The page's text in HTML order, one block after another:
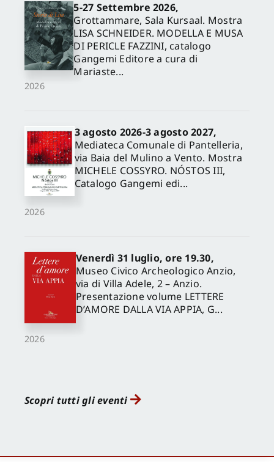
2026
5-27 Settembre 2026,
Grottammare, Sala Kursaal. Mostra
LISA SCHNEIDER. MODELLA E MUSA
DI PERICLE FAZZINI, catalogo
Gangemi Editore a cura di
Mariaste...
2026
3 agosto 2026-3 agosto 2027,
Mediateca Comunale di Pantelleria,
via Baia del Mulino a Vento. Mostra
MICHELE COSSYRO. NÓSTOS III,
Catalogo Gangemi edi...
2026
Venerdì 31 luglio, ore 19.30,
Museo Civico Archeologico Anzio,
via di Villa Adele, 2 – Anzio.
Presentazione volume LETTERE
D’AMORE DALLA VIA APPIA, G...
Scopri tutti gli eventi